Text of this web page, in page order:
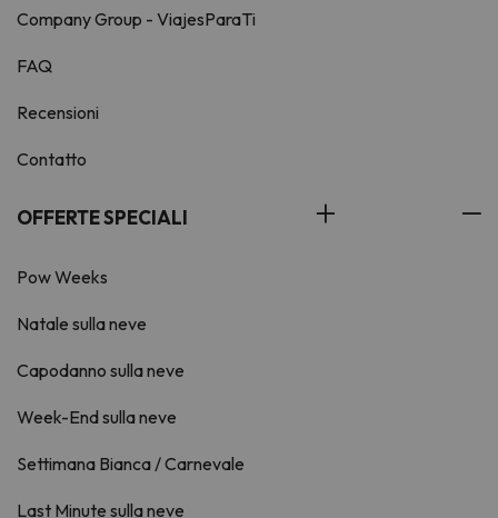
Company Group - ViajesParaTi
FAQ
Recensioni
Contatto
OFFERTE SPECIALI
Pow Weeks
Natale sulla neve
Capodanno sulla neve
Week-End sulla neve
Settimana Bianca / Carnevale
Last Minute sulla neve